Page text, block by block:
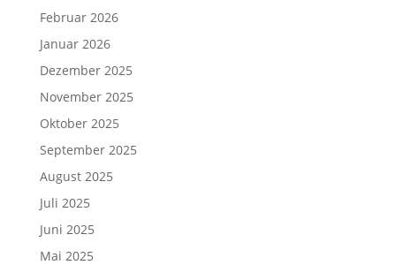
Februar 2026
Januar 2026
Dezember 2025
November 2025
Oktober 2025
September 2025
August 2025
Juli 2025
Juni 2025
Mai 2025